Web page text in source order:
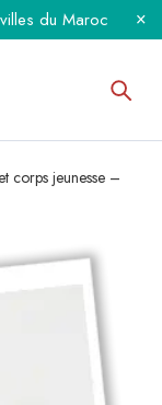
du Maroc
corps jeunesse –